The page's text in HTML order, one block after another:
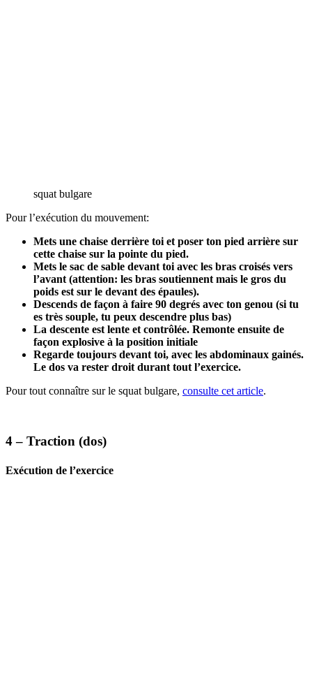
squat bulgare
Pour l’exécution du mouvement:
Mets une chaise derrière toi et poser ton pied arrière sur
cette chaise sur la pointe du pied.
Mets le sac de sable devant toi avec les bras croisés vers
l’avant (attention: les bras soutiennent mais le gros du
poids est sur le devant des épaules).
Descends de façon à faire 90 degrés avec ton genou (si tu
es très souple, tu peux descendre plus bas)
La descente est lente et contrôlée. Remonte ensuite de
façon explosive à la position initiale
Regarde toujours devant toi, avec les abdominaux gainés.
Le dos va rester droit durant tout l’exercice.
Pour tout connaître sur le squat bulgare, consulte cet article.
4 – Traction (dos)
Exécution de l’exercice